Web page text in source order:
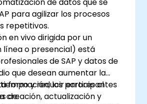
para agilizar los procesos
repetitivos.
en vivo dirigida por un
o presencial) está
de SAP y datos de
que desean aumentar la
y reducir errores al
creación, actualización y
formación, los participantes
de: